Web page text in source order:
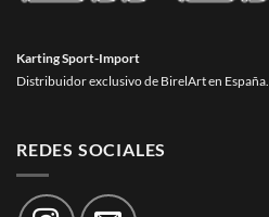
Karting Sport-Import
Distribuidor exclusivo de BirelArt en España.
REDES SOCIALES